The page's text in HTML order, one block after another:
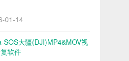
01-14
SOS大疆(DJI)MP4&MOV视
软件